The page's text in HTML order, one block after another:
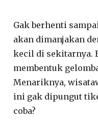
Gak berhenti
akan dimanjakan
kecil di sekitarnya.
membentuk
Menariknya,
ini gak dipungut
coba?